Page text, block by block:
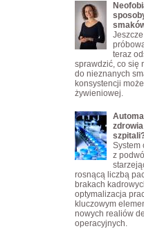
teraz
sprawdzić, co się
do nieznanych
konsystencji
żywieniowej.
System
z
rosnącą liczbą
brakach
optymalizacja
kluczowym
nowych realiów
operacyjnych.